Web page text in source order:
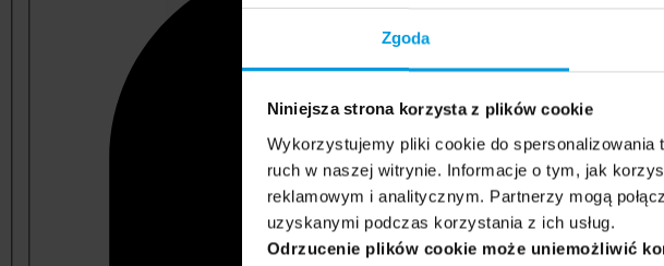
Zgoda
Niniejsza strona korzysta z plików cookie
Wykorzystujemy pliki cookie do
ruch w naszej witrynie. Informacje o tym, jak
reklamowym i analitycznym. Partnerzy mogą
uzyskanymi podczas korzystania z ich usług.
Odrzucenie plików cookie może uniemożliwić